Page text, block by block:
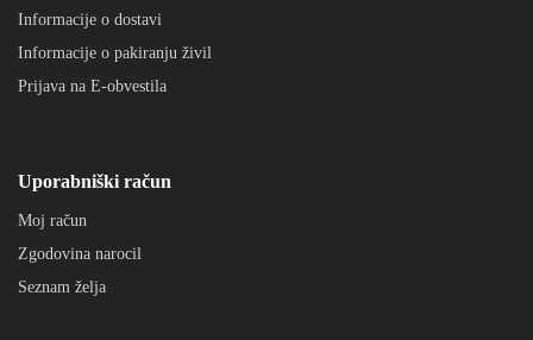
Informacije o dostavi
Informacije o pakiranju živil
Prijava na E-obvestila
Uporabniški račun
Moj račun
Zgodovina narocil
Seznam želja